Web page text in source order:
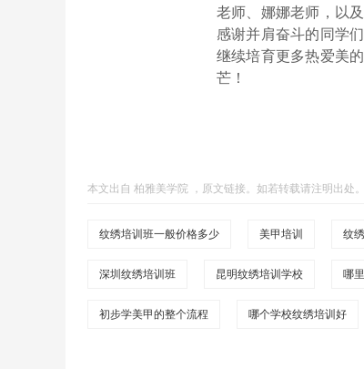
老师、娜娜老师，以
感谢并肩奋斗的同学
继续培育更多热爱美
芒！
本文出自 柏雅美学院 ， 原文链接。如若转载请注明出处。
纹绣培训班一般价格多少 美甲培训 纹
深圳纹绣培训班 昆明纹绣培训学校 哪
初步学美甲的整个流程 哪个学校纹绣培训好